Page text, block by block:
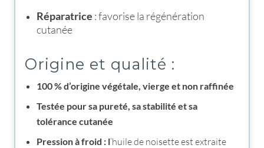
Réparatrice : favorise la régénération
cutanée
Origine et qualité :
100 % d’origine végétale, vierge et non raffinée
Testée pour sa pureté, sa stabilité et sa
tolérance cutanée
Pression à froid : l’huile de noisette est extraite